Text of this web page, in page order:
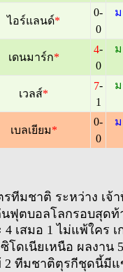
ไอร์แลนด์*
0-
0
เดนมาร์ก*
4-
0
เวลส์*
7-
1
เบลเยียม*
0-
0
ทีมชาติ ระหว่าง เจ้
นฟุตบอลโลกรอบสุด
เสมอ 1 ไม่แพ้ใคร
โดเนียเหนือ ผลงาน
2 ทีมชาติตุรกีชุดนี้มี